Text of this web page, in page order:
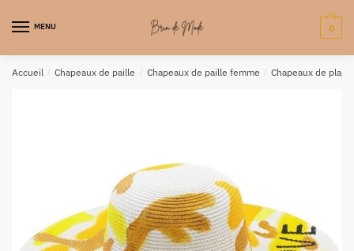
MENU 0
Accueil / Chapeaux de paille / Chapeaux de paille femme / Chapeaux de